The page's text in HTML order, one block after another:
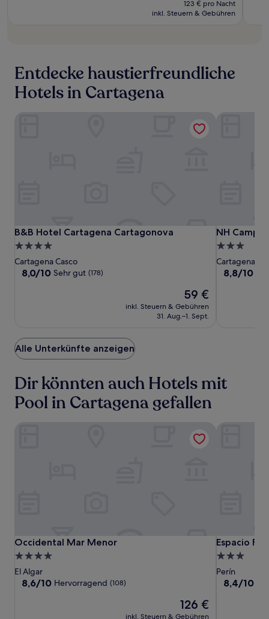
betrug
274 €247 €
123 € pro Nacht
inkl. Steuern & Gebühren
Entdecke haustierfreundliche
Hotels in Cartagena
B&B
Hotel
Cartagena
Cartagonova
B&B
Hotel
Cartagena
B&B Hotel Cartagena Cartagonova
B&B Hotel Cartagena Cartagonova
4.0-
Sterne-
Unterkunft
Cartagena Casco
8.0
8,0/10 Sehr gut (178)
Der
Preis
beträgt
59 €
inkl. Steuern & Gebühren
31. Aug.–1. Sept.
B&B Hotel Cartagena Cartagonova
NH
Campo
Cartagena
NH Campo
NH Campo
3.0-
Sterne-
Unterkunft
Cartagena
8.8
8,8/10
NH
Alle Unterkünfte anzeigen
Dir könnten auch Hotels mit
Pool in Cartagena gefallen
Occidental
Mar
Menor
Occidental
Mar
Menor
Occidental Mar Menor
Occidental Mar Menor
4.0-
Sterne-
Unterkunft
El Algar
8.6
8,6/10 Hervorragend (108)
Der
Preis
126 €
inkl. Steuern & Gebühren
Occidental Mar Menor
Espacio
Finca
Alegría
Espacio
Espacio
3.0-
Sterne-
Unterkunft
Perín
8.4
8,4/10
Espacio